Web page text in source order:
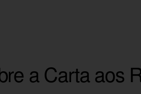
a Carta aos